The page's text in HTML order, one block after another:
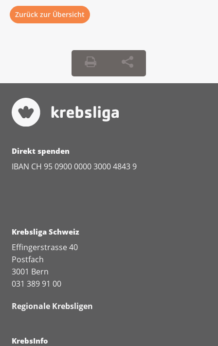
Zurück zur Übersicht
Direkt spenden
IBAN CH 95 0900 0000 3000 4843 9
Krebsliga Schweiz
Effingerstrasse 40
Postfach
3001 Bern
031 389 91 00
Regionale Krebsligen
KrebsInfo